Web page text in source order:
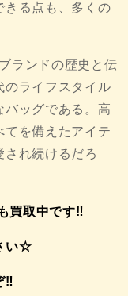
きる点も、多くの
ランドの歴史と伝
のライフスタイル
バッグである。高
てを備えたアイテ
され続けるだろ
取中です‼
い☆
‼